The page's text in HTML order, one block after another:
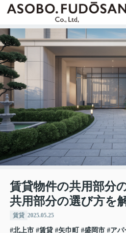
賃貸物件の共用部分
共用部分の選び方を
賃貸 2025.05.25
#北上市 #賃貸 #矢巾町 #盛岡市 #アパ